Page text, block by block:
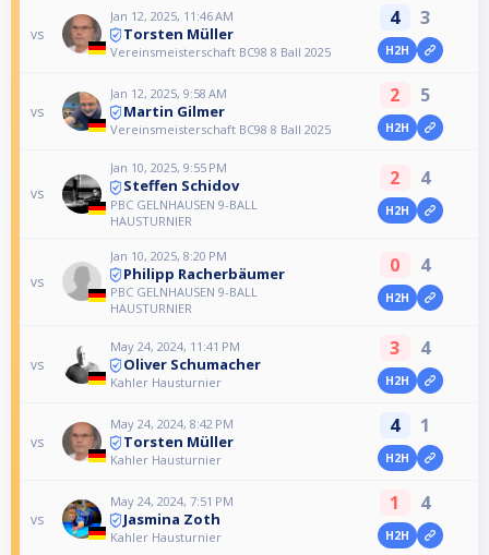
vs
Jan 12, 2025, 11:46 AM
Torsten Müller
Vereinsmeisterschaft BC98 8 Ball 2025
4 3
H2H
vs
Jan 12, 2025, 9:58 AM
Martin Gilmer
Vereinsmeisterschaft BC98 8 Ball 2025
2 5
H2H
vs
Jan 10, 2025, 9:55 PM
Steffen Schidov
PBC GELNHAUSEN 9-BALL
HAUSTURNIER
2 4
H2H
vs
Jan 10, 2025, 8:20 PM
Philipp Racherbäumer
PBC GELNHAUSEN 9-BALL
HAUSTURNIER
0 4
H2H
vs
May 24, 2024, 11:41 PM
Oliver Schumacher
Kahler Hausturnier
3 4
H2H
vs
May 24, 2024, 8:42 PM
Torsten Müller
Kahler Hausturnier
4 1
H2H
vs
May 24, 2024, 7:51 PM
Jasmina Zoth
Kahler Hausturnier
1 4
H2H